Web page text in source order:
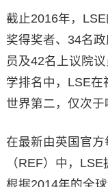
截止2016年，
奖得奖者、34名
员及42名上议院
学排名中，LSE在
世界第二，仅次于
在最新由英国官
（REF）中，
根据2014年的全